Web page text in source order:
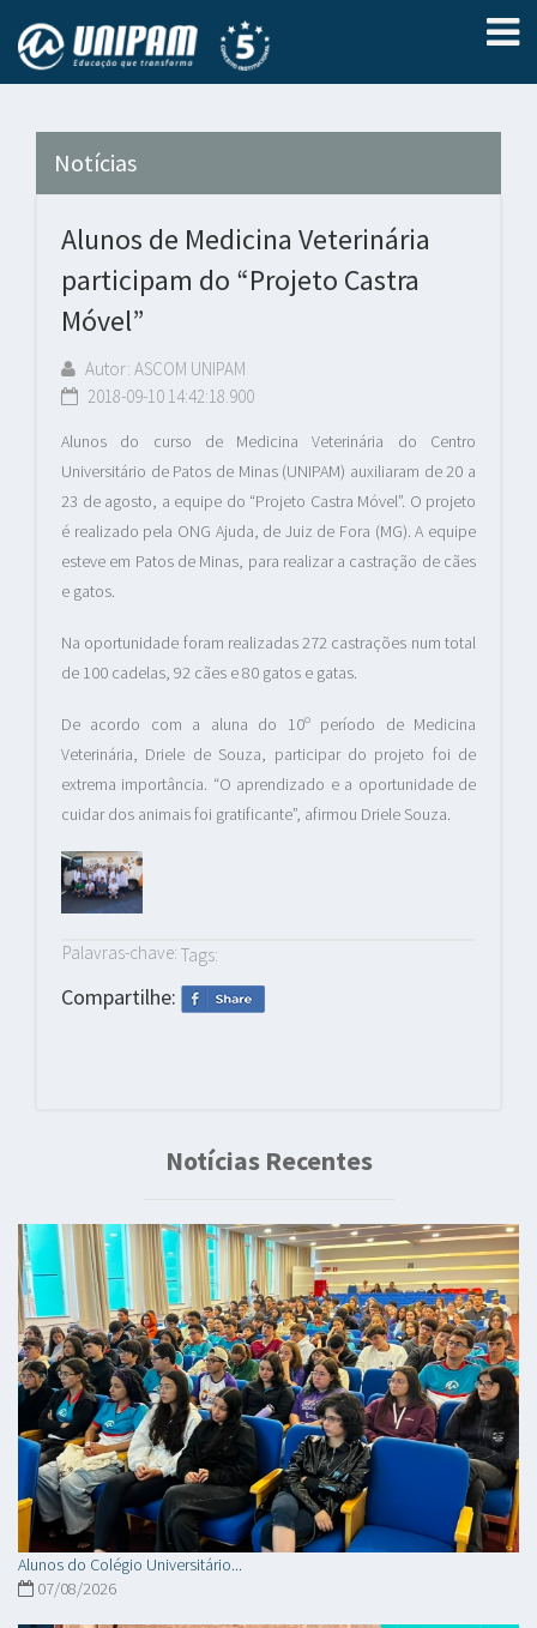
Notícias
Alunos de Medicina Veterinária
participam do “Projeto Castra
Móvel”
Autor: ASCOM UNIPAM
2018-09-10 14:42:18.900
Alunos do curso de Medicina Veterinária do Centro
Universitário de Patos de Minas (UNIPAM) auxiliaram de 20 a
23 de agosto, a equipe do “Projeto Castra Móvel”. O projeto
é realizado pela ONG Ajuda, de Juiz de Fora (MG). A equipe
esteve em Patos de Minas, para realizar a castração de cães
e gatos.
Na oportunidade foram realizadas 272 castrações num total
de 100 cadelas, 92 cães e 80 gatos e gatas.
De acordo com a aluna do 10º período de Medicina
Veterinária, Driele de Souza, participar do projeto foi de
extrema importância. “O aprendizado e a oportunidade de
cuidar dos animais foi gratificante”, afirmou Driele Souza.
Palavras-chave: Tags:
Compartilhe:
Notícias Recentes
Alunos do Colégio Universitário...
07/08/2026